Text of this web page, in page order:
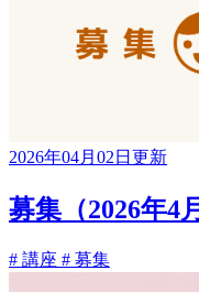
2026年04月02日更新
募集（2026年4
# 講座 # 募集